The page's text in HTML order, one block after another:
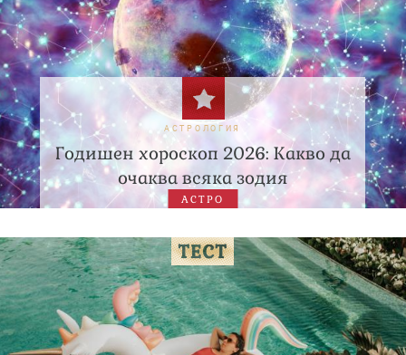
АСТРОЛОГИЯ
Годишен хороскоп 2026: Какво да
очаква всяка зодия
АСТРО